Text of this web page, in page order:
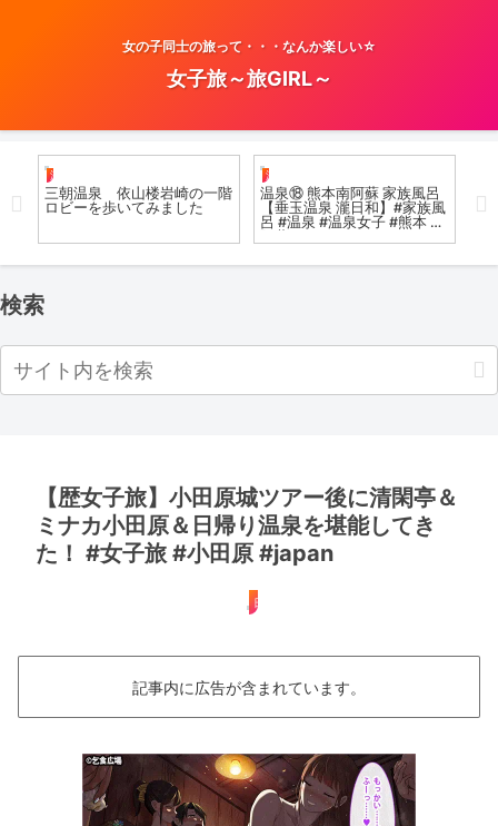
女の子同士の旅って・・・なんか楽しい☆
女子旅～旅GIRL～
温泉女子
三朝温泉 依山楼岩崎の一階
ロビーを歩いてみました
温泉女子
温泉⑱ 熊本南阿蘇 家族風呂
【垂玉温泉 瀧日和】#家族風
呂 #温泉 #温泉女子 #熊本 #
【
浴
検索
【歴女子旅】小田原城ツアー後に清閑亭＆
ミナカ小田原＆日帰り温泉を堪能してき
た！ #女子旅 #小田原 #japan
日帰り
記事内に広告が含まれています。